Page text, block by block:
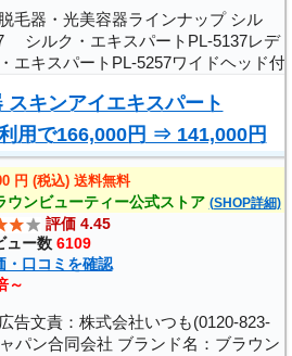
器・光美容器ラインナップ シル
シルク・エキスパートPL-5137レデ
エキスパートPL-5257ワイドヘッド付
シルク・エキスパートPL-3000 シ
文責..
スキンアイエキスパート
用で166,000円 ⇒ 141,000円
キャッシュバック実施中 ｜..
円 (税込) 送料無料
ウンビューティー公式ストア (SHOP詳細)
評価 4.45
ュー数6109
・口コミを確認
～
文責：株式会社いつも(0120-823-
パン合同会社 ブランド名：ブラウン